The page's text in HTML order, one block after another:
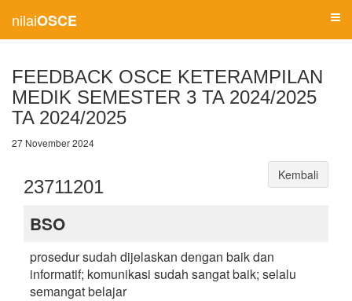
nilaiOSCE
FEEDBACK OSCE KETERAMPILAN
MEDIK SEMESTER 3 TA 2024/2025
TA 2024/2025
27 November 2024
23711201
Kembali
BSO
prosedur sudah dijelaskan dengan baik dan
informatif; komunikasi sudah sangat baik; selalu
semangat belajar